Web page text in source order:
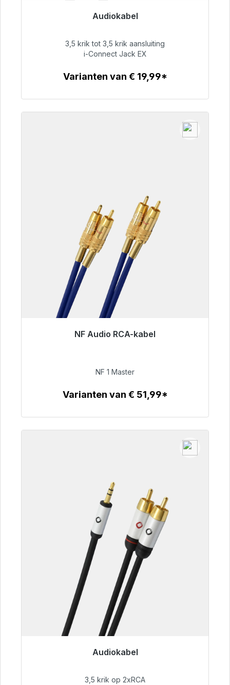
Audiokabel
Klaar voor onmiddellijke verzending, levertijd
€ 51,99
3,5 krik tot 3,5 krik aansluiting
i-Connect Jack EX
Varianten van € 19,99*
NF Audio RCA-kabel
Klaar voor onmiddellijke verzending, levertijd
€ 99,00
NF 1 Master
Varianten van € 51,99*
Audiokabel
Klaar voor onmiddellijke verzending, levertijd
3,5 krik op 2xRCA